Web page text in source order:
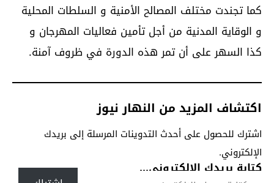
كما تجندت مختلف المصالح الأمنية و السلطات المحلية
و الوقاية المدنية من أجل تأمين فعاليات المهرجان و
كذا السهر على أن تمر هذه الدورة في ظروف آمنة.
اكتشاف المزيد من النهار نيوز
اشترك للحصول على أحدث التدوينات المرسلة إلى بريدك
الإلكتروني.
كتابة بريدك الإلكتروني...